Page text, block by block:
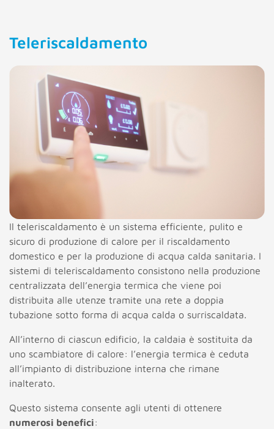
Teleriscaldamento
Il teleriscaldamento è un sistema efficiente, pulito e
sicuro di produzione di calore per il riscaldamento
domestico e per la produzione di acqua calda sanitaria. I
sistemi di teleriscaldamento consistono nella produzione
centralizzata dell’energia termica che viene poi
distribuita alle utenze tramite una rete a doppia
tubazione sotto forma di acqua calda o surriscaldata.
All’interno di ciascun edificio, la caldaia è sostituita da
uno scambiatore di calore: l’energia termica è ceduta
all’impianto di distribuzione interna che rimane
inalterato.
Questo sistema consente agli utenti di ottenere
numerosi benefici: